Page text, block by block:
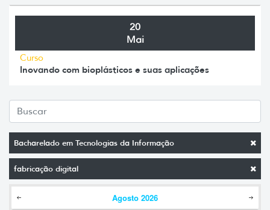
Bacharelado em Tecnologias da Informação
fabricação digital
Agosto 2026
20
Mai
Curso
Inovando com bioplásticos e suas aplicações